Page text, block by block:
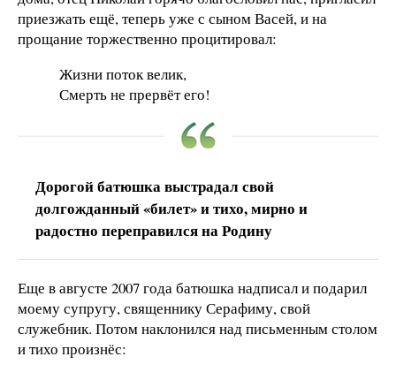
приезжать ещё, теперь уже с сыном Васей, и на
прощание торжественно процитировал:
Жизни поток велик,
Смерть не прервёт его!
Дорогой батюшка выстрадал свой
долгожданный «билет» и тихо, мирно и
радостно переправился на Родину
Еще в августе 2007 года батюшка надписал и подарил
моему супругу, священнику Серафиму, свой
служебник. Потом наклонился над письменным столом
и тихо произнёс: